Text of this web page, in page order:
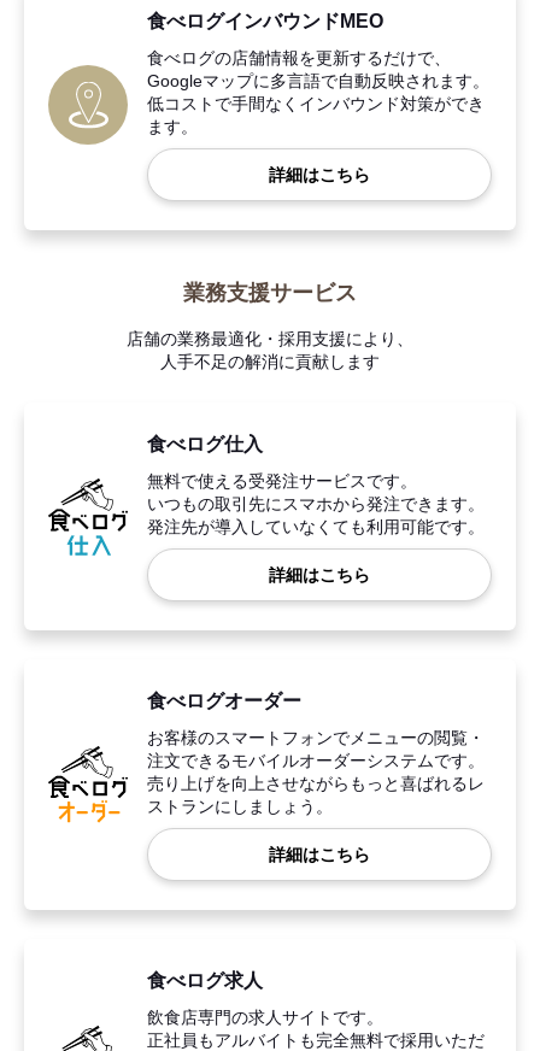
食べログインバウンドMEO
食べログの店舗情報を更新するだけで、
Googleマップに多言語で自動反映されます。
低コストで手間なくインバウンド対策ができ
ます。
詳細はこちら
業務支援サービス
店舗の業務最適化・採用支援により、
人手不足の解消に貢献します
食べログ仕入
無料で使える受発注サービスです。
いつもの取引先にスマホから発注できます。
発注先が導入していなくても利用可能です。
詳細はこちら
食べログオーダー
お客様のスマートフォンでメニューの閲覧・
注文できるモバイルオーダーシステムです。
売り上げを向上させながらもっと喜ばれるレ
ストランにしましょう。
詳細はこちら
食べログ求人
飲食店専門の求人サイトです。
正社員もアルバイトも完全無料で採用いただ